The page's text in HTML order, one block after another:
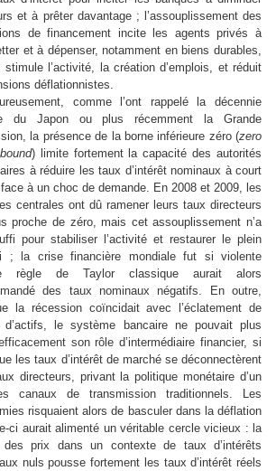
et à prêter davantage ; l’assouplissement des
de financement incite les agents privés à
et à dépenser, notamment en biens durables,
stimule l’activité, la création d’emplois, et réduit
déflationnistes.
comme l’ont rappelé la décennie
du Japon ou plus récemment la Grande
la présence de la borne inférieure zéro (zero
) limite fortement la capacité des autorités
à réduire les taux d’intérêt nominaux à court
à un choc de demande. En 2008 et 2009, les
centrales ont dû ramener leurs taux directeurs
proche de zéro, mais cet assouplissement n’a
pour stabiliser l’activité et restaurer le plein
; la crise financière mondiale fut si violente
règle de Taylor classique aurait alors
des taux nominaux négatifs. En outre,
la récession coïncidait avec l’éclatement de
d’actifs, le système bancaire ne pouvait plus
son rôle d’intermédiaire financier, si
les taux d’intérêt de marché se déconnectèrent
directeurs, privant la politique monétaire d’un
canaux de transmission traditionnels. Les
risquaient alors de basculer dans la déflation
ci aurait alimenté un véritable cercle vicieux : la
des prix dans un contexte de taux d’intérêts
nuls pousse fortement les taux d’intérêt réels